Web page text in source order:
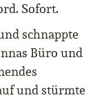
Sofort.
schnappte
Büro und
und stürmte